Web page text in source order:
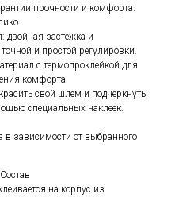
прочности и комфорта.
двойная застежка и
и простой регулировки.
с термопроклейкой для
комфорта.
свой шлем и подчеркнуть
специальных наклеек.
зависимости от выбранного
на корпус из